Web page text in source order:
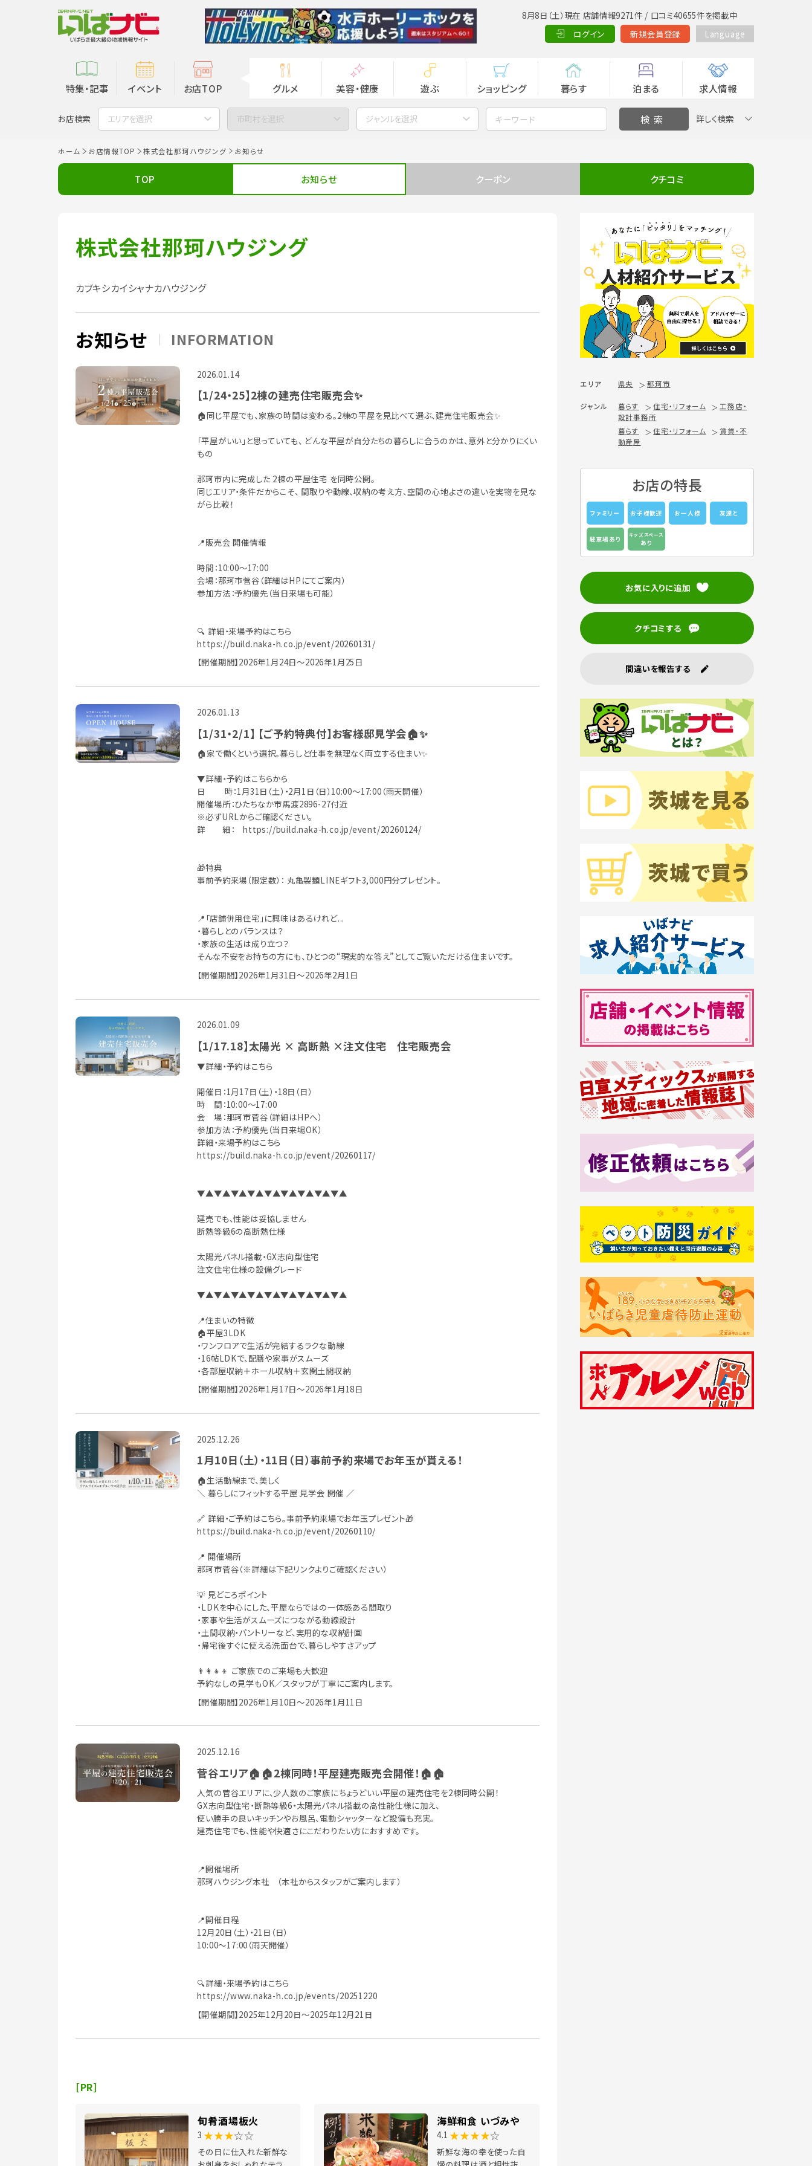
8月8日（土）現在 店舗情報9271件 / 口コミ40655件を掲載中
ログイン
新規会員登録 Language
特集・記事 イベント お店TOP グルメ 美容・健康 遊ぶ ショッピング 暮らす 泊まる 求人情報
お店検索 エリアを選択 市町村を選択 ジャンルを選択 詳しく検索
ホーム お店情報TOP 株式会社那珂ハウジング お知らせ
TOP お知らせ クーポン クチコミ
株式会社那珂ハウジング
カブキシカイシャナカハウジング
お知らせ INFORMATION
2026.01.14
【1/24・25】2棟の建売住宅販売会✨
🏠同じ平屋でも、家族の時間は変わる。2棟の平屋を見比べて選ぶ、建売住宅販売会✨
「平屋がいい」と思っていても、 どんな平屋が自分たちの暮らしに合うのかは、意外と分かりにくい
もの
那珂市内に完成した 2棟の平屋住宅 を同時公開。
同じエリア・条件だからこそ、 間取りや動線、収納の考え方、空間の心地よさの違いを実物を見な
がら比較！
📍販売会 開催情報
時間：10:00〜17:00
会場：那珂市菅谷（詳細はHPにてご案内）
参加方法：予約優先（当日来場も可能）
🔍 詳細・来場予約はこちら
https://build.naka-h.co.jp/event/20260131/
【開催期間】2026年1月24日～2026年1月25日
2026.01.13
【1/31・2/1】 【ご予約特典付】お客様邸見学会🏠✨
🏠家で働くという選択。暮らしと仕事を無理なく両立する住まい✨
▼詳細・予約はこちらから
日 時：1月31日（土）・2月1日（日）10:00〜17:00（雨天開催）
開催場所：ひたちなか市馬渡2896-27付近
※必ずURLからご確認ください。
詳 細：https://build.naka-h.co.jp/event/20260124/
🎁特典
事前予約来場（限定数）： 丸亀製麺LINEギフト3,000円分プレゼント。
📍「店舗併用住宅」に興味はあるけれど...
・暮らしとのバランスは？
・家族の生活は成り立つ？
そんな不安をお持ちの方にも、ひとつの“現実的な答え”としてご覧いただける住まいです。
【開催期間】2026年1月31日～2026年2月1日
2026.01.09
【1/17.18】太陽光 × 高断熱 ×注文住宅 住宅販売会
▼詳細・予約はこちら
開催日：1月17日（土）・18日（日）
時 間：10:00〜17:00
会 場：那珂市菅谷（詳細はHPへ）
参加方法：予約優先（当日来場OK）
詳細・来場予約はこちら
https://build.naka-h.co.jp/event/20260117/
▼▲▼▲▼▲▼▲▼▲▼▲▼▲▼▲▼▲
建売でも、性能は妥協しません
断熱等級6の高断熱仕様
太陽光パネル搭載・GX志向型住宅
注文住宅仕様の設備グレード
▼▲▼▲▼▲▼▲▼▲▼▲▼▲▼▲▼▲
📍住まいの特徴
🏠平屋3LDK
・ワンフロアで生活が完結するラクな動線
・16帖LDKで、配膳や家事がスムーズ
・各部屋収納＋ホール収納＋玄関土間収納
【開催期間】2026年1月17日～2026年1月18日
2025.12.26
1月10日（土）・11日（日）事前予約来場でお年玉が貰える！
🏠生活動線まで、美しく
＼ 暮らしにフィットする平屋 見学会 開催 ／
🔗 詳細・ご予約はこちら。事前予約来場でお年玉プレゼント🎁
https://build.naka-h.co.jp/event/20260110/
📍 開催場所
那珂市菅谷（※詳細は下記リンクよりご確認ください）
💡 見どころポイント
・LDKを中心にした、平屋ならではの一体感ある間取り
・家事や生活がスムーズにつながる動線設計
・土間収納・パントリーなど、実用的な収納計画
・帰宅後すぐに使える洗面台で、暮らしやすさアップ
👨‍👩‍👧‍👦 ご家族でのご来場も大歓迎
予約なしの見学もOK／スタッフが丁寧にご案内します。
【開催期間】2026年1月10日～2026年1月11日
2025.12.16
菅谷エリア🏠🏠2棟同時！平屋建売販売会開催！🏠🏠
人気の菅谷エリアに、少人数のご家族にちょうどいい平屋の建売住宅を2棟同時公開！
GX志向型住宅・断熱等級6・太陽光パネル搭載の高性能仕様に加え、
使い勝手の良いキッチンやお風呂、電動シャッターなど設備も充実。
建売住宅でも、性能や快適さにこだわりたい方におすすめです。
📍開催場所
那珂ハウジング本社 （本社からスタッフがご案内します）
📍開催日程
12月20日（土）・21日（日）
10:00〜17:00（雨天開催）
🔍詳細・来場予約はこちら
https://www.naka-h.co.jp/events/20251220
【開催期間】2025年12月20日～2025年12月21日
[PR]
旬肴酒場板火
3 ★★★☆☆
その日に仕入れた新鮮な
海鮮和食 いづみや
4.1 ★★★★☆
新鮮な海の幸を使った自
エリア 県央 那珂市
ジャンル 暮らす 住宅・リフォーム
工務店・
設計事務所
暮らす
住宅・リフォーム
賃貸・不
動産屋
お店の特長
ファミリー お子様歓迎 お一人様 友達と
駐車場あり
キッズスペース
あり
お気に入りに追加
クチコミする
間違いを報告する